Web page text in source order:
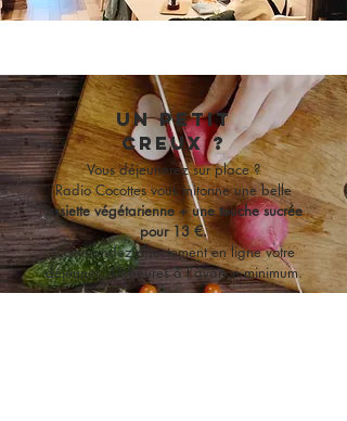
un petit
creux ?
Vous déjeunerez sur place ?
Radio Cocottes vous mitonne une belle
assiette végétarienne + une touche sucrée
pour 13 €.
Commandez directement en ligne votre
déjeuner, 48 heures à l'avance minimum.